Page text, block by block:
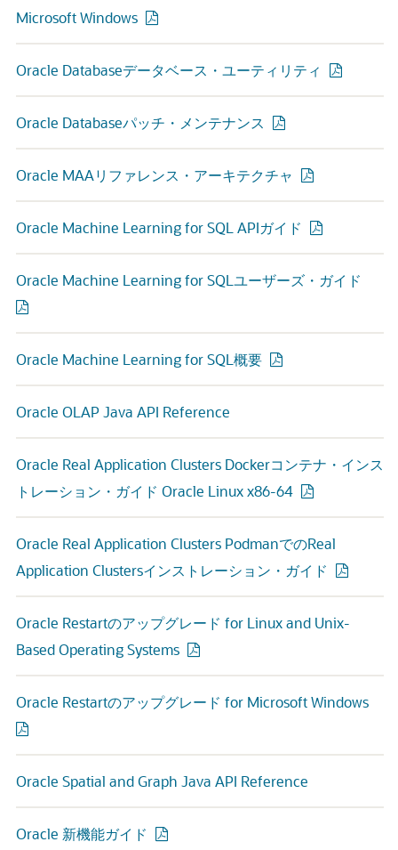
Microsoft Windows
Oracle Databaseデータベース・ユーティリティ
Oracle Databaseパッチ・メンテナンス
Oracle MAAリファレンス・アーキテクチャ
Oracle Machine Learning for SQL APIガイド
Oracle Machine Learning for SQLユーザーズ・ガイド
Oracle Machine Learning for SQL概要
Oracle OLAP Java API Reference
Oracle Real Application Clusters Dockerコンテナ・インス
トレーション・ガイド Oracle Linux x86-64
Oracle Real Application Clusters PodmanでのReal
Application Clustersインストレーション・ガイド
Oracle Restartのアップグレード for Linux and Unix-
Based Operating Systems
Oracle Restartのアップグレード for Microsoft Windows
Oracle Spatial and Graph Java API Reference
Oracle 新機能ガイド